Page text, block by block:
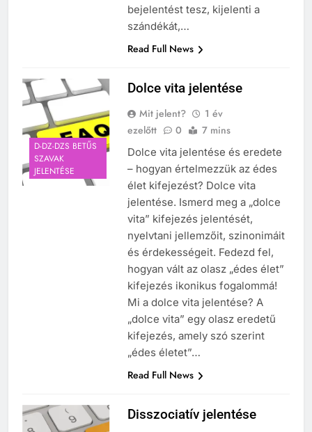
bejelentést tesz, kijelenti a
szándékát,…
Read Full News
D-DZ-DZS BETŰS
SZAVAK
JELENTÉSE
Dolce vita jelentése
Mit jelent?
1 év
ezelőtt
0 7 mins
Dolce vita jelentése és eredete
– hogyan értelmezzük az édes
élet kifejezést? Dolce vita
jelentése. Ismerd meg a „dolce
vita” kifejezés jelentését,
nyelvtani jellemzőit, szinonimáit
és érdekességeit. Fedezd fel,
hogyan vált az olasz „édes élet”
kifejezés ikonikus fogalommá!
Mi a dolce vita jelentése? A
„dolce vita” egy olasz eredetű
kifejezés, amely szó szerint
„édes életet”…
Read Full News
Disszociatív jelentése